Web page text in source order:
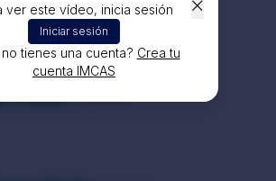
ver este vídeo, inicia sesión
Iniciar sesión
no tienes una cuenta? Crea tu
cuenta IMCAS
hace 2 años
GUERRAhace 2 años